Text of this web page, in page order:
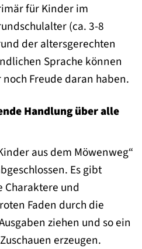
für Kinder im
(ca. 3-8
der altersgerechten
Sprache können
Freude daran haben.
Handlung über alle
aus dem Möwenweg“
Es gibt
und
Faden durch die
ziehen und so ein
erzeugen.